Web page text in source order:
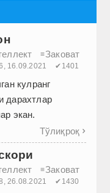
≡Заковат
16.09.2021 ✔1401
кулранг
дарахтлар
экан.
Тўлиқроқ 
≡Заковат
26.08.2021 ✔1430